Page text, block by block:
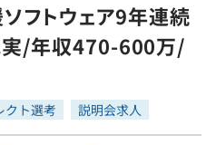
フトウェア9年連続
実/年収470-600万/
クト選考 説明会求人